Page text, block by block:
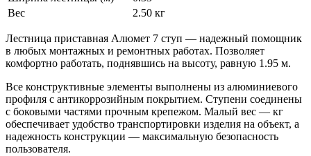
Вес
2.50 кг
Лестница приставная Алюмет 7 ступ — надежный помощник
в любых монтажных и ремонтных работах. Позволяет
комфортно работать, поднявшись на высоту, равную 1.95 м.
Все конструктивные элементы выполнены из алюминиевого
профиля с антикоррозийным покрытием. Ступени соединены
с боковыми частями прочным крепежом. Малый вес — кг
обеспечивает удобство транспортировки изделия на объект, а
надежность конструкции — максимальную безопасность
пользователя.